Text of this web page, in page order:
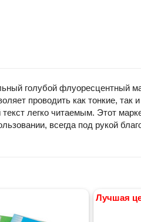
голубой флуоресцентный
проводить как тонкие,
легко читаемым. Этот
всегда под рукой
Лучшая